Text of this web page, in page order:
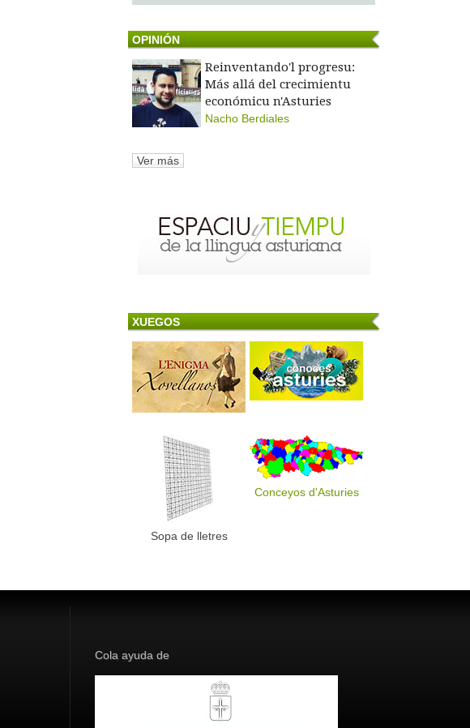
OPINIÓN
Reinventando'l progresu:
Más allá del crecimientu
económicu n'Asturies
Nacho Berdiales
Ver más
XUEGOS
Sopa de lletres
Conceyos d'Asturies
Cola ayuda de